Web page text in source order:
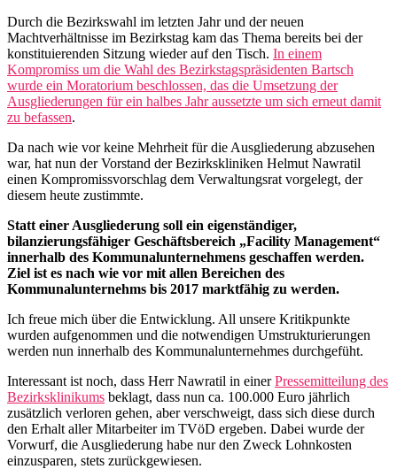
Durch die Bezirkswahl im letzten Jahr und der neuen
Machtverhältnisse im Bezirkstag kam das Thema bereits bei der
konstituierenden Sitzung wieder auf den Tisch. In einem
Kompromiss um die Wahl des Bezirkstagspräsidenten Bartsch
wurde ein Moratorium beschlossen, das die Umsetzung der
Ausgliederungen für ein halbes Jahr aussetzte um sich erneut damit
zu befassen.
Da nach wie vor keine Mehrheit für die Ausgliederung abzusehen
war, hat nun der Vorstand der Bezirkskliniken Helmut Nawratil
einen Kompromissvorschlag dem Verwaltungsrat vorgelegt, der
diesem heute zustimmte.
Statt einer Ausgliederung soll ein eigenständiger,
bilanzierungsfähiger Geschäftsbereich „Facility Management“
innerhalb des Kommunalunternehmens geschaffen werden.
Ziel ist es nach wie vor mit allen Bereichen des
Kommunalunternehms bis 2017 marktfähig zu werden.
Ich freue mich über die Entwicklung. All unsere Kritikpunkte
wurden aufgenommen und die notwendigen Umstrukturierungen
werden nun innerhalb des Kommunalunternehmes durchgefüht.
Interessant ist noch, dass Herr Nawratil in einerPressemitteilung des
Bezirksklinikums beklagt, dass nun ca. 100.000 Euro jährlich
zusätzlich verloren gehen, aber verschweigt, dass sich diese durch
den Erhalt aller Mitarbeiter im TVöD ergeben. Dabei wurde der
Vorwurf, die Ausgliederung habe nur den Zweck Lohnkosten
einzusparen, stets zurückgewiesen.